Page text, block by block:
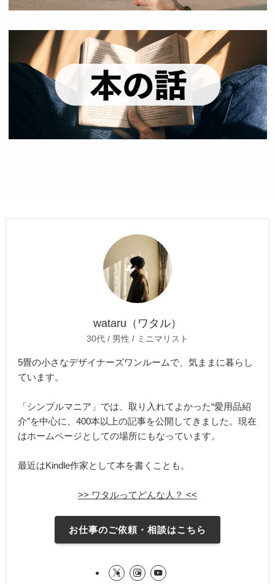
wataru（ワタル）
30代 / 男性 / ミニマリスト
5畳の小さなデザイナーズワンルームで、気ままに暮らし
ています。
「シンプルマニア」では、取り入れてよかった“愛用品紹
介”を中心に、400本以上の記事を公開してきました。現在
はホームページとしての場所にもなっています。
最近はKindle作家として本を書くことも。
>> ワタルってどんな人？ <<
お仕事のご依頼・相談はこちら